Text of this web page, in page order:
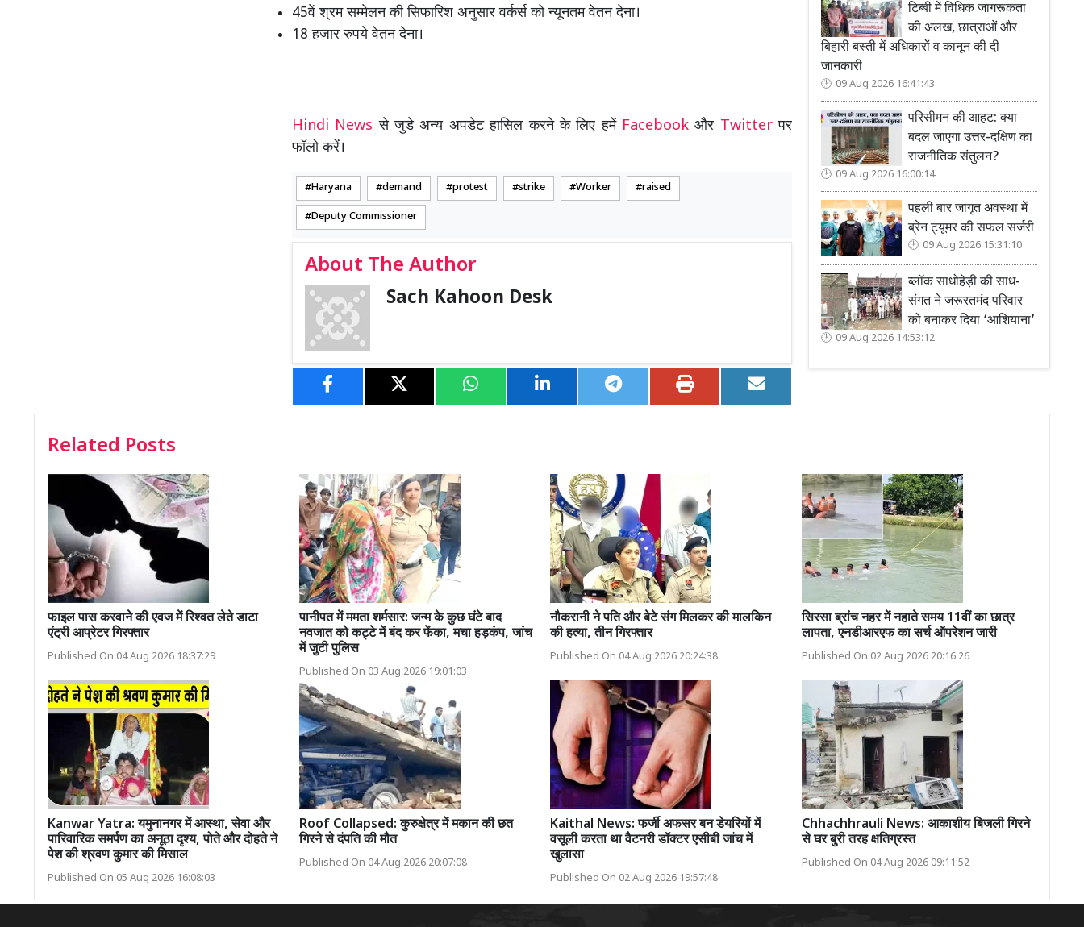
45वें श्रम सम्मेलन की सिफारिश अनुसार वर्कर्स को न्यूनतम वेतन देना।
18 हजार रुपये वेतन देना।
Hindi Newsसे जुडे अन्य अपडेट हासिल करने के लिए हमें Facebookऔर Twitterपर
फॉलो करें।
Haryana demand protest strike Worker raised
Deputy Commissioner
About The Author
Sach Kahoon Desk
टिब्बी में विधिक जागरूकता
की अलख, छात्राओं और
बिहारी बस्ती में अधिकारों व कानून की दी
जानकारी
09 Aug 2026 16:41:43
परिसीमन की आहट: क्या
बदल जाएगा उत्तर-दक्षिण का
राजनीतिक संतुलन?
09 Aug 2026 16:00:14
पहली बार जागृत अवस्था में
ब्रेन ट्यूमर की सफल सर्जरी
09 Aug 2026 15:31:10
ब्लॉक साधोहेड़ी की साध-
संगत ने जरूरतमंद परिवार
को बनाकर दिया ‘आशियाना’
09 Aug 2026 14:53:12
Related Posts
फाइल पास करवाने की एवज में रिश्वत लेते डाटा
एंट्री आप्रेटर गिरफ्तार
Published On 04 Aug 2026 18:37:29
पानीपत में ममता शर्मसार: जन्म के कुछ घंटे बाद
नवजात को कट्टे में बंद कर फेंका, मचा हड़कंप, जांच
में जुटी पुलिस
Published On 03 Aug 2026 19:01:03
नौकरानी ने पति और बेटे संग मिलकर की मालकिन
की हत्या, तीन गिरफ्तार
Published On 04 Aug 2026 20:24:38
सिरसा ब्रांच नहर में नहाते समय 11वीं का छात्र
लापता, एनडीआरएफ का सर्च ऑपरेशन जारी
Published On 02 Aug 2026 20:16:26
Kanwar Yatra: यमुनानगर में आस्था, सेवा और
पारिवारिक समर्पण का अनूठा दृश्य, पोते और दोहते ने
पेश की श्रवण कुमार की मिसाल
Published On 05 Aug 2026 16:08:03
Roof Collapsed: कुरुक्षेत्र में मकान की छत
गिरने से दंपति की मौत
Published On 04 Aug 2026 20:07:08
Kaithal News: फर्जी अफसर बन डेयरियों में
वसूली करता था वैटनरी डॉक्टर एसीबी जांच में
खुलासा
Published On 02 Aug 2026 19:57:48
Chhachhrauli News: आकाशीय बिजली गिरने
से घर बुरी तरह क्षतिग्रस्त
Published On 04 Aug 2026 09:11:52